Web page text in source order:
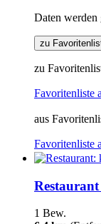
Daten werden
zu
zu
Favoritenliste
aus
Favoritenliste
1 Bew.